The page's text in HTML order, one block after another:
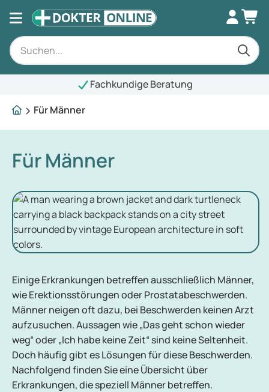
Fachkundige Beratung
Für Männer
Für Männer
Einige Erkrankungen betreffen ausschließlich Männer,
wie Erektionsstörungen oder Prostatabeschwerden.
Männer neigen oft dazu, bei Beschwerden keinen Arzt
aufzusuchen. Aussagen wie „Das geht schon wieder
weg“ oder „Ich habe keine Zeit“ sind keine Seltenheit.
Doch häufig gibt es Lösungen für diese Beschwerden.
Nachfolgend finden Sie eine Übersicht über
Erkrankungen, die speziell Männer betreffen.